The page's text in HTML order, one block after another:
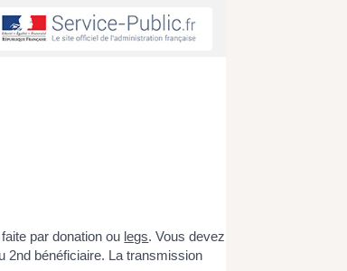
par donation ou legs. Vous devez
2nd bénéficiaire. La transmission